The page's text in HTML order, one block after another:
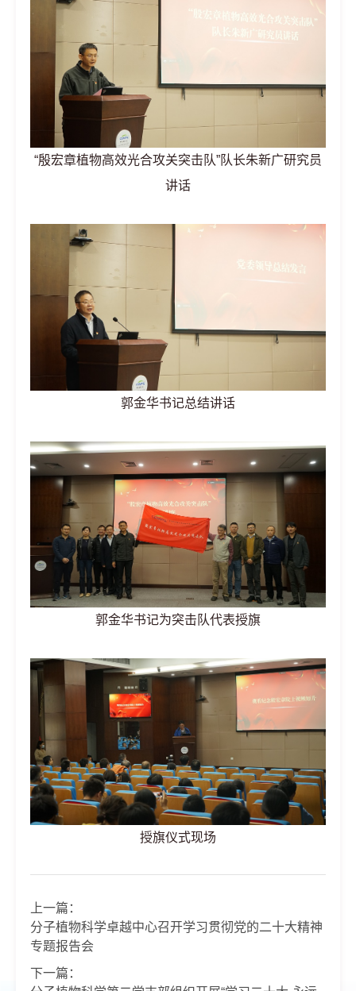
“殷宏章植物高效光合攻关突击队”队长朱新广研究员
讲话
郭金华书记总结讲话
郭金华书记为突击队代表授旗
授旗仪式现场
上一篇：
分子植物科学卓越中心召开学习贯彻党的二十大精神
专题报告会
下一篇：